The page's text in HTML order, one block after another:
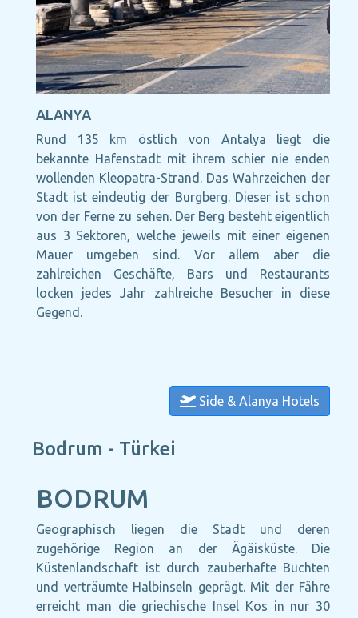
ALANYA
Rund 135 km östlich von Antalya liegt die
bekannte Hafenstadt mit ihrem schier nie enden
wollenden Kleopatra-Strand. Das Wahrzeichen der
Stadt ist eindeutig der Burgberg. Dieser ist schon
von der Ferne zu sehen. Der Berg besteht eigentlich
aus 3 Sektoren, welche jeweils mit einer eigenen
Mauer umgeben sind. Vor allem aber die
zahlreichen Geschäfte, Bars und Restaurants
locken jedes Jahr zahlreiche Besucher in diese
Gegend.
Side & Alanya Hotels
Bodrum - Türkei
BODRUM
Geographisch liegen die Stadt und deren
zugehörige Region an der Ägäisküste. Die
Küstenlandschaft ist durch zauberhafte Buchten
und verträumte Halbinseln geprägt. Mit der Fähre
erreicht man die griechische Insel Kos in nur 30